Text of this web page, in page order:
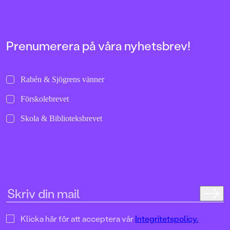
Prenumerera på våra nyhetsbrev!
Rabén & Sjögrens vänner
Förskolebrevet
Skola & Biblioteksbrevet
Klicka här för att acceptera vårIntegritetspolicy.